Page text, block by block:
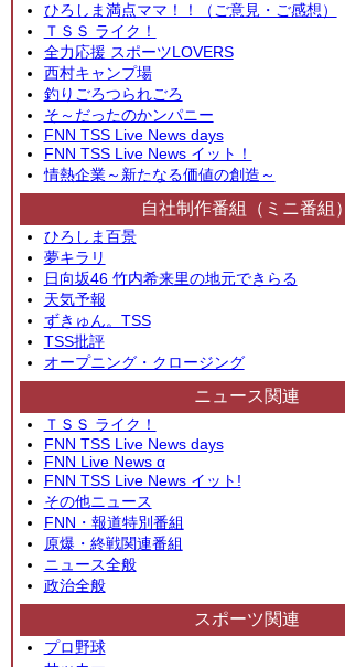
ひろしま満点ママ！！（ご意見・ご感想）
ＴＳＳ ライク！
全力応援 スポーツLOVERS
西村キャンプ場
釣りごろつられごろ
そ～だったのかンパニー
FNN TSS Live News days
FNN TSS Live News イット！
情熱企業～新たなる価値の創造～
自社制作番組（ミニ番組）
ひろしま百景
夢キラリ
日向坂46 竹内希来里の地元できらる
天気予報
ずきゅん。TSS
TSS批評
オープニング・クロージング
ニュース関連
ＴＳＳ ライク！
FNN TSS Live News days
FNN Live News α
FNN TSS Live News イット!
その他ニュース
FNN・報道特別番組
原爆・終戦関連番組
ニュース全般
政治全般
スポーツ関連
プロ野球